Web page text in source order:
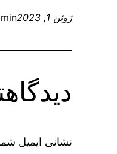
ژوئن 1, 2023
نشانی ایمیل